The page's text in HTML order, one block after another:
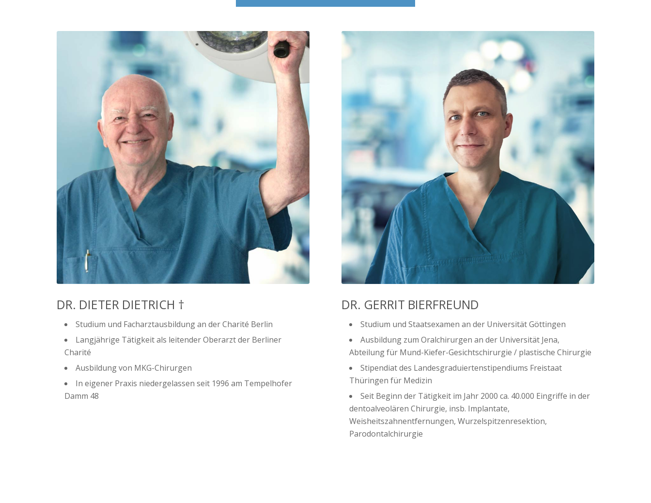
DR. DIETER DIETRICH †
Studium und Facharztausbildung an der Charité Berlin
Langjährige Tätigkeit als leitender Oberarzt der Berliner
Charité
Ausbildung von MKG-Chirurgen
In eigener Praxis niedergelassen seit 1996 am Tempelhofer
Damm 48
DR. GERRIT BIERFREUND
Studium und Staatsexamen an der Universität Göttingen
Ausbildung zum Oralchirurgen an der Universität Jena,
Abteilung für Mund-Kiefer-Gesichtschirurgie / plastische Chirurgie
Stipendiat des Landesgraduiertenstipendiums Freistaat
Thüringen für Medizin
Seit Beginn der Tätigkeit im Jahr 2000 ca. 40.000 Eingriffe in der
dentoalveolären Chirurgie, insb. Implantate,
Weisheitszahnentfernungen, Wurzelspitzenresektion,
Parodontalchirurgie